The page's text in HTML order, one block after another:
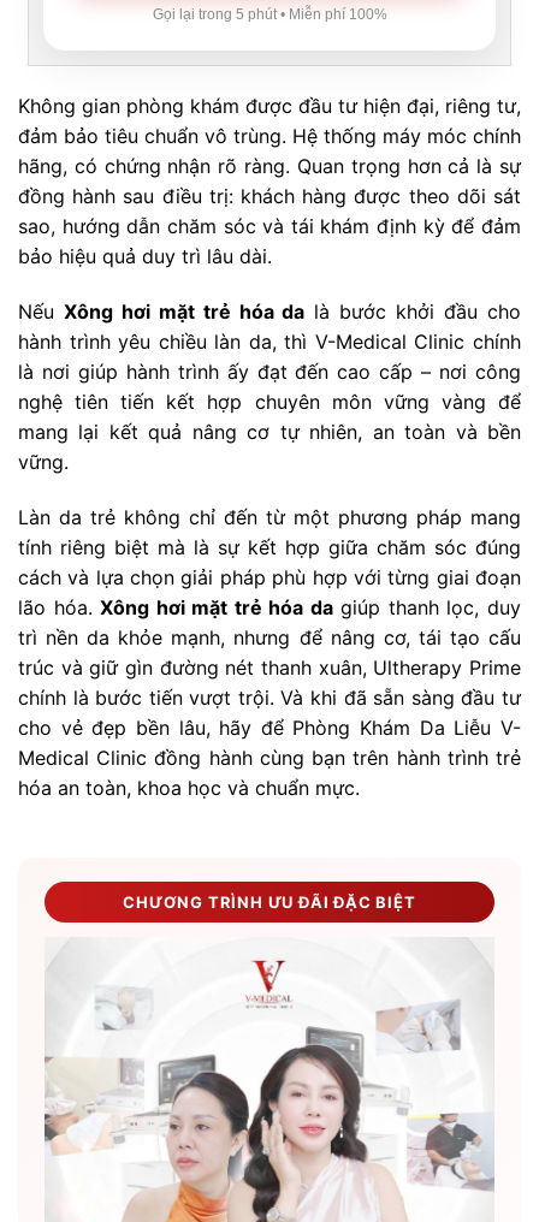
Gọi lại trong 5 phút • Miễn phí 100%
Không gian phòng khám được đầu tư hiện đại, riêng tư,
đảm bảo tiêu chuẩn vô trùng. Hệ thống máy móc chính
hãng, có chứng nhận rõ ràng. Quan trọng hơn cả là sự
đồng hành sau điều trị: khách hàng được theo dõi sát
sao, hướng dẫn chăm sóc và tái khám định kỳ để đảm
bảo hiệu quả duy trì lâu dài.
Nếu Xông hơi mặt trẻ hóa da là bước khởi đầu cho
hành trình yêu chiều làn da, thì V-Medical Clinic chính
là nơi giúp hành trình ấy đạt đến cao cấp – nơi công
nghệ tiên tiến kết hợp chuyên môn vững vàng để
mang lại kết quả nâng cơ tự nhiên, an toàn và bền
vững.
Làn da trẻ không chỉ đến từ một phương pháp mang
tính riêng biệt mà là sự kết hợp giữa chăm sóc đúng
cách và lựa chọn giải pháp phù hợp với từng giai đoạn
lão hóa.Xông hơi mặt trẻ hóa dagiúp thanh lọc, duy
trì nền da khỏe mạnh, nhưng để nâng cơ, tái tạo cấu
trúc và giữ gìn đường nét thanh xuân, Ultherapy Prime
chính là bước tiến vượt trội. Và khi đã sẵn sàng đầu tư
cho vẻ đẹp bền lâu, hãy để Phòng Khám Da Liễu V-
Medical Clinic đồng hành cùng bạn trên hành trình trẻ
hóa an toàn, khoa học và chuẩn mực.
CHƯƠNG TRÌNH ƯU ĐÃI ĐẶC BIỆT